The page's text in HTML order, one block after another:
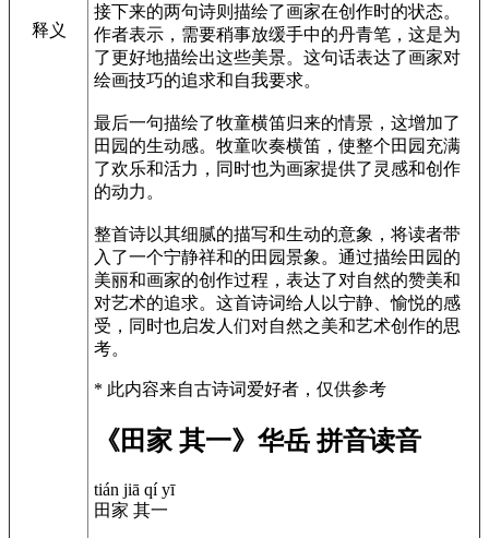
释义
接下来的两句诗则描绘了画家在创作时的状态。
作者表示，需要稍事放缓手中的丹青笔，这是为
了更好地描绘出这些美景。这句话表达了画家对
绘画技巧的追求和自我要求。
最后一句描绘了牧童横笛归来的情景，这增加了
田园的生动感。牧童吹奏横笛，使整个田园充满
了欢乐和活力，同时也为画家提供了灵感和创作
的动力。
整首诗以其细腻的描写和生动的意象，将读者带
入了一个宁静祥和的田园景象。通过描绘田园的
美丽和画家的创作过程，表达了对自然的赞美和
对艺术的追求。这首诗词给人以宁静、愉悦的感
受，同时也启发人们对自然之美和艺术创作的思
考。
* 此内容来自古诗词爱好者，仅供参考
《田家 其一》华岳 拼音读音
tián jiā qí yī
田家 其一